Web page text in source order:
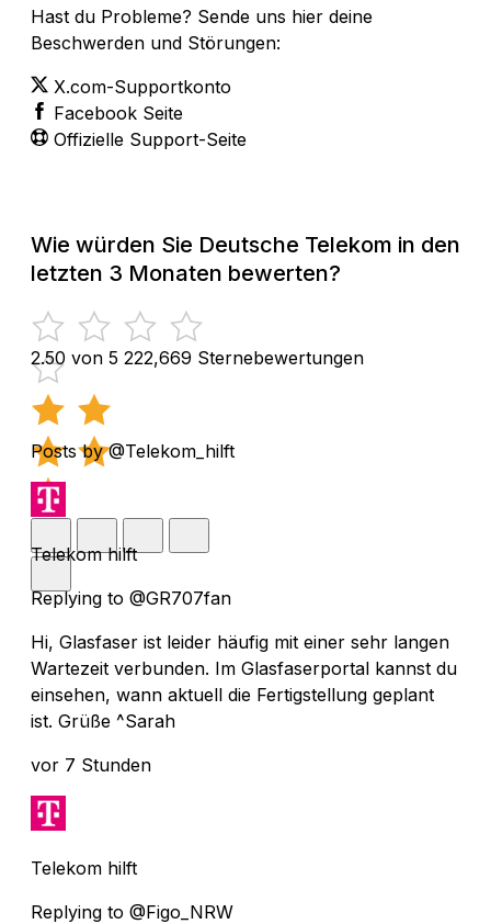
Hast du Probleme? Sende uns hier deine
Beschwerden und Störungen:
X.com-Supportkonto
Facebook Seite
Offizielle Support-Seite
Wie würden Sie Deutsche Telekom in den
letzten 3 Monaten bewerten?
2.50 von 5 222,669 Sternebewertungen
Posts by @Telekom_hilft
Telekom hilft
Replying to @GR707fan
Hi, Glasfaser ist leider häufig mit einer sehr langen
Wartezeit verbunden. Im Glasfaserportal kannst du
einsehen, wann aktuell die Fertigstellung geplant
ist. Grüße ^Sarah
vor 7 Stunden
Telekom hilft
Replying to @Figo_NRW